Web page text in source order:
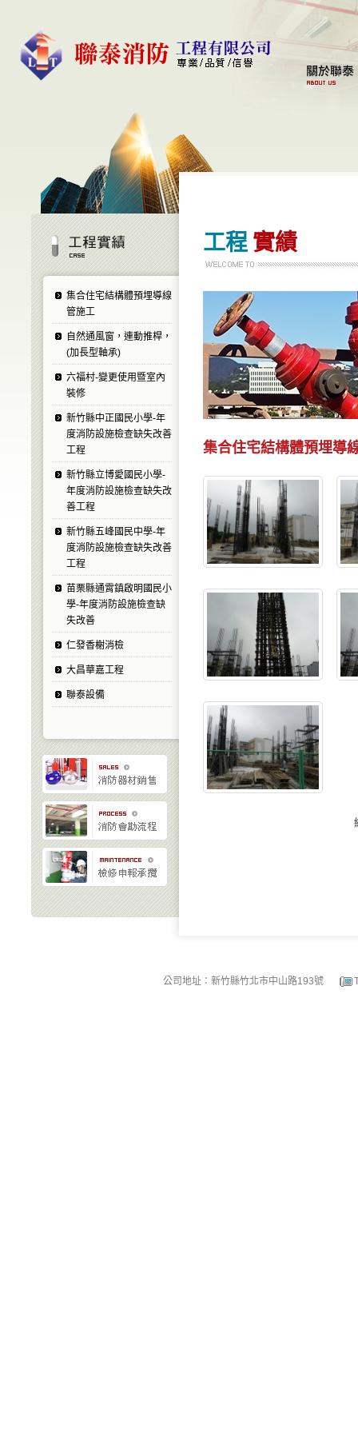
集合住宅結構體預埋導線
管施工
自然通風窗，連動推桿，
(加長型軸承)
六福村-變更使用暨室內
裝修
新竹縣中正國民小學-年
度消防設施檢查缺失改善
工程
新竹縣立博愛國民小學-
年度消防設施檢查缺失改
善工程
新竹縣五峰國民中學-年
度消防設施檢查缺失改善
工程
苗栗縣通霄鎮啟明國民小
學-年度消防設施檢查缺
失改善
仁發香榭消檢
大昌華嘉工程
聯泰設備
工程 實績
集合住宅結構體預埋導
公司地址：新竹縣竹北市中山路193號